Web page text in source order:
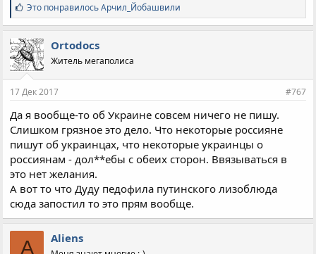
С
и
м
п
а
т
и
:
Это понравилосьАрчил_Йобашвили
Ortodocs
Житель мегаполиса
17 Дек 2017 #767
Да я вообще-то об Украине совсем ничего не пишу.
Слишком грязное это дело. Что некоторые россияне
пишут об украинцах, что некоторые украинцы о
россиянам - дол**ебы с обеих сторон. Ввязываться в
это нет желания.
А вот то что Дуду педофила путинского лизоблюда
сюда запостил то это прям вообще.
A Aliens